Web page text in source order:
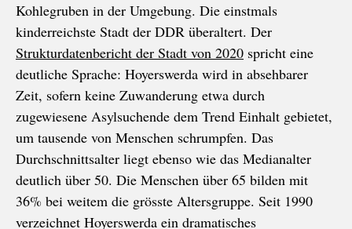
Kohlegruben in der Umgebung. Die einstmals
kinderreichste Stadt der DDR überaltert. Der
Strukturdatenbericht der Stadt von 2020 spricht eine
deutliche Sprache: Hoyerswerda wird in absehbarer
Zeit, sofern keine Zuwanderung etwa durch
zugewiesene Asylsuchende dem Trend Einhalt gebietet,
um tausende von Menschen schrumpfen. Das
Durchschnittsalter liegt ebenso wie das Medianalter
deutlich über 50. Die Menschen über 65 bilden mit
36% bei weitem die grösste Altersgruppe. Seit 1990
verzeichnet Hoyerswerda ein dramatisches